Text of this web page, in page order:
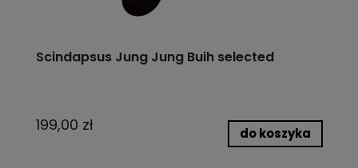
Scindapsus Jung Jung Buih selected
199,00 zł do koszyka